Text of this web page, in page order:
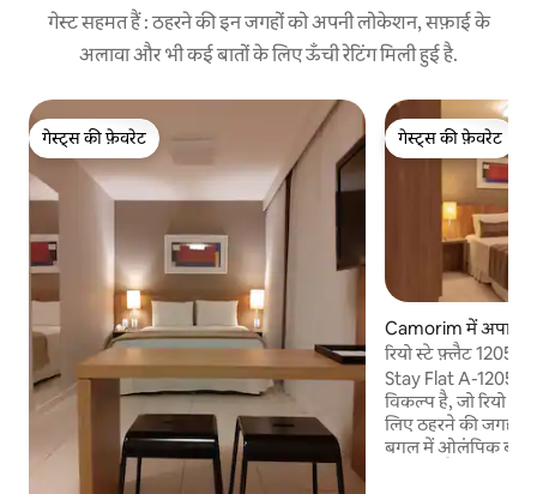
गेस्ट सहमत हैं : ठहरने की इन जगहों को अपनी लोकेशन, सफ़ाई के
अलावा और भी कई बातों के लिए ऊँची रेटिंग मिली हुई है.
गेस्ट्स की फ़ेवरेट
गेस्ट्स की फ़ेवरेट
गेस्ट्स की फ़ेवरेट
गेस्ट्स की फ़ेवरेट
Camorim में
रियो स्टे फ़्लैट 1205a /
Stay Flat A-1205
विकल्प है, जो रियो के
लिए ठहरने की जगह तलाश रहे हैं।
बगल में ओलंपिक बार में